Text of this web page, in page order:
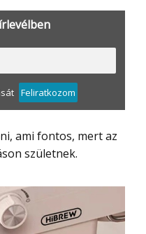
Feliratkozom
születnek.